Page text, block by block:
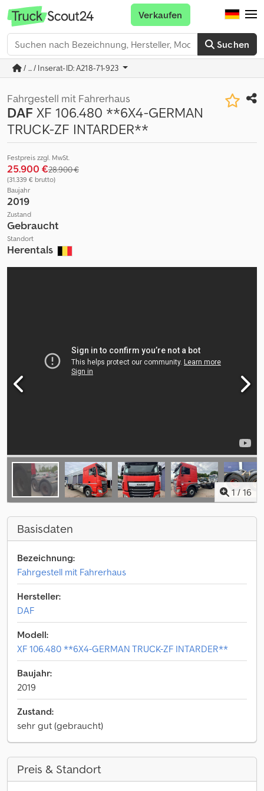
Suchen
Verkaufen
/ ... / Inserat-ID: A218-71-923
Fahrgestell mit Fahrerhaus
DAF XF 106.480 **6X4-GERMAN
TRUCK-ZF INTARDER**
Festpreis zzgl. MwSt.
25.900 €28.900 €
(31.339 € brutto)
Baujahr
2019
Zustand
Gebraucht
Standort
Herentals
1 / 16
Basisdaten
Bezeichnung:
Fahrgestell mit Fahrerhaus
Hersteller:
DAF
Modell:
XF 106.480 **6X4-GERMAN TRUCK-ZF INTARDER**
Baujahr:
2019
Zustand:
sehr gut (gebraucht)
Preis & Standort